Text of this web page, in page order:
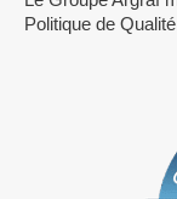
Politique de